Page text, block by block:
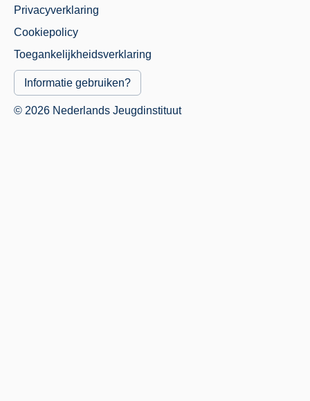
Juridisch
Menu
Privacyverklaring
Cookiepolicy
Toegankelijkheidsverklaring
Informatie gebruiken?
© 2026 Nederlands Jeugdinstituut